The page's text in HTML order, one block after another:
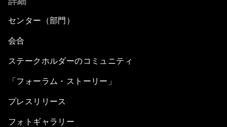
センター（部門）
会合
ステークホルダーのコミュニティ
「フォーラム・ストーリー」
プレスリリース
フォトギャラリー